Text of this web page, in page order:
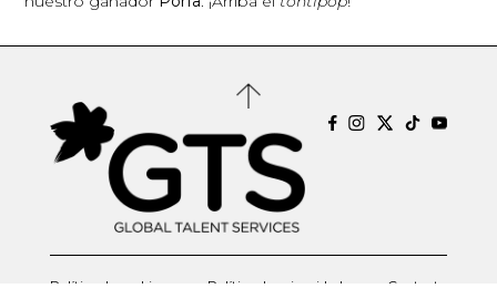
Política de cookies Política de privacidad Contacto